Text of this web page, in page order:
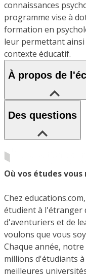
connaissances
programme vise à
formation en
leur permettant
contexte éducatif.
À propos de
Des questions
Où vos études
Chez
étudient à l'étranger
d'aventuriers et de
voulons que vous
Chaque année,
millions d'étudiants
meilleures